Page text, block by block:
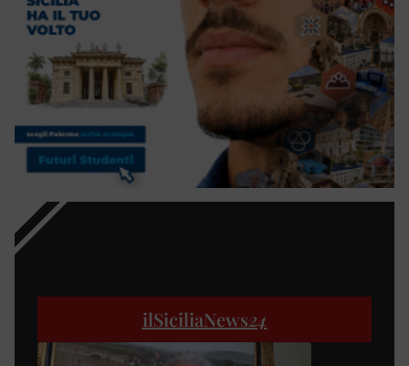
ilSiciliaNews24